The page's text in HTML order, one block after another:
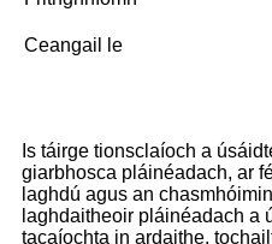
Ceangail le
Is táirge tionsclaíoch a
giarbhosca pláinéadach, ar
laghdú agus an
laghdaitheoir pláinéadach a
tacaíochta in ardaithe,